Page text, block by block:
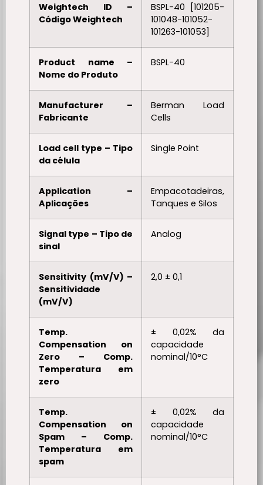
Weightech ID –
Código Weightech
BSPL-40 [101205-
101048-101052-
101263-101053]
Product name –
Nome do Produto
BSPL-40
Manufacturer –
Fabricante
Berman Load
Cells
Load cell type – Tipo
da célula
Single Point
Application –
Aplicações
Empacotadeiras,
Tanques e Silos
Signal type – Tipo de
sinal
Analog
Sensitivity (mV/V) –
Sensitividade
(mV/V)
2,0 ± 0,1
Temp.
Compensation on
Zero – Comp.
Temperatura em
zero
± 0,02% da
capacidade
nominal/10°C
Temp.
Compensation on
Spam – Comp.
Temperatura em
spam
± 0,02% da
capacidade
nominal/10°C